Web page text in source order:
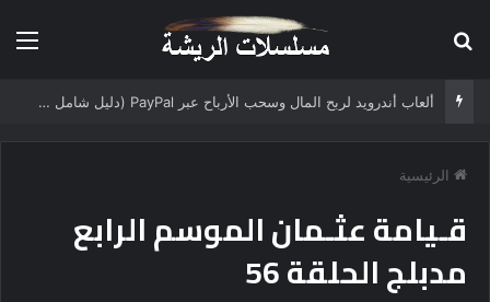
ألعاب أندرويد لربح المال وسحب الأرباح عبر PayPal (دليل شامل 2025)
الرئيسية
قـيامة عثـمان الموسم الرابع
مدبلج الحلقة 56